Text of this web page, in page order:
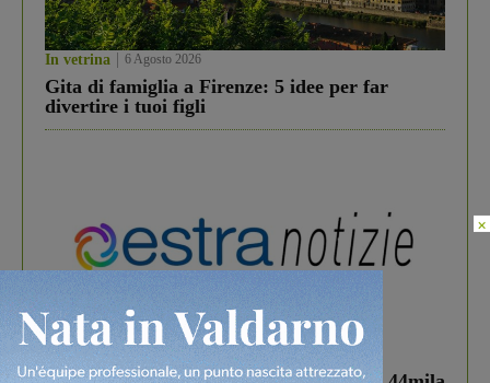
In vetrina 6 Agosto 2026
Gita di famiglia a Firenze: 5 idee per far
divertire i tuoi figli
In vetrina 3 Agosto 2026
×